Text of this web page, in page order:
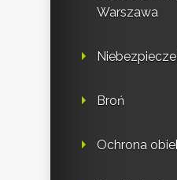
Warszawa
Broń
Ochrona